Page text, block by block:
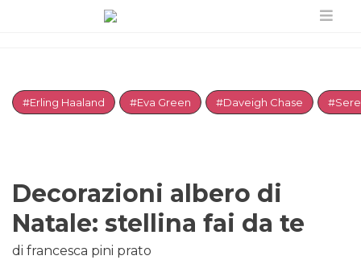
#Erling Haaland #Eva Green #Daveigh Chase
Decorazioni albero di
Natale: stellina fai da te
di francesca pini prato